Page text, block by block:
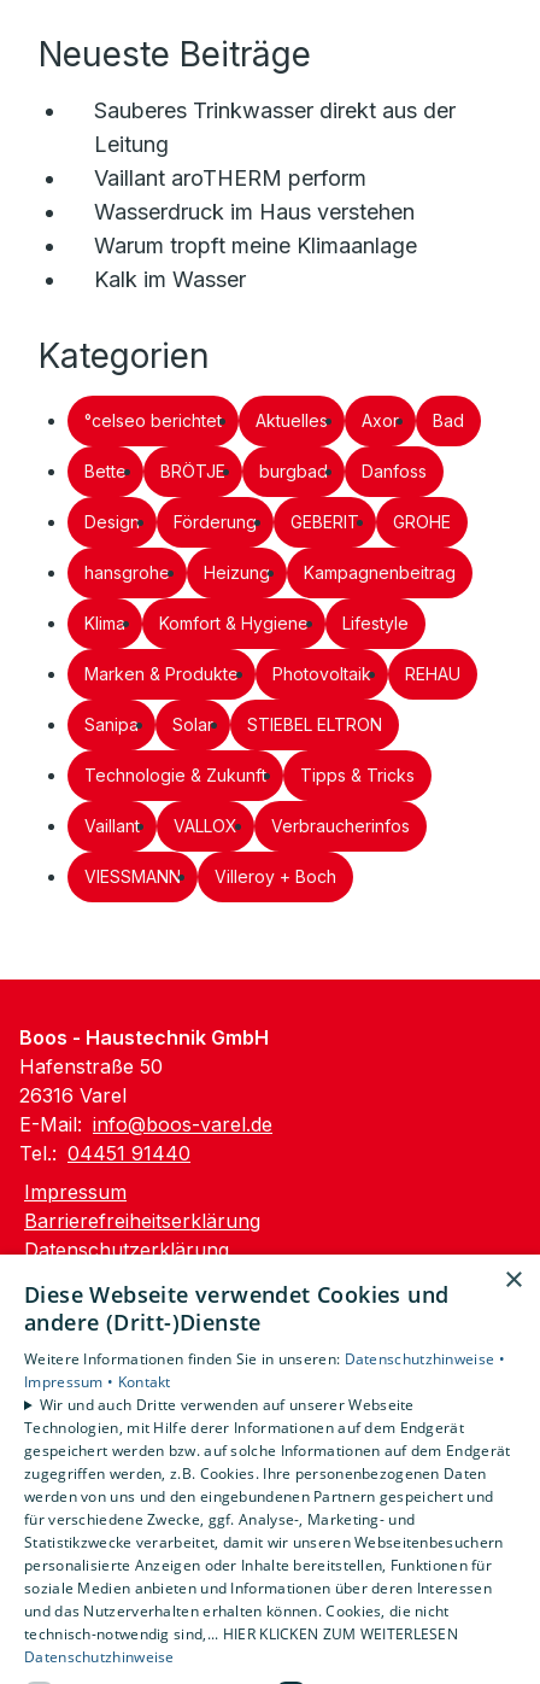
Neueste Beiträge
Sauberes Trinkwasser direkt aus der
Leitung
Vaillant aroTHERM perform
Wasserdruck im Haus verstehen
Warum tropft meine Klimaanlage
Kalk im Wasser
Kategorien
°celseo berichtet Aktuelles Axor Bad
Bette BRÖTJE burgbad Danfoss
Design Förderung GEBERIT GROHE
hansgrohe Heizung Kampagnenbeitrag
Klima Komfort & Hygiene Lifestyle
Marken & Produkte Photovoltaik REHAU
Sanipa Solar STIEBEL ELTRON
Technologie & Zukunft Tipps & Tricks
Vaillant VALLOX Verbraucherinfos
VIESSMANN Villeroy + Boch
Boos - Haustechnik GmbH
Hafenstraße 50
26316 Varel
E-Mail: info@boos-varel.de
Tel.: 04451 91440
Impressum
Barrierefreiheitserklärung
Datenschutzerklärung
Unsere Bereiche
Privatkunden
Gewerbekunden
Karriere
Unternehmen
Kontakt
×
Diese Webseite verwendet Cookies und
andere (Dritt-)Dienste
Weitere Informationen finden Sie in unseren: Datenschutzhinweise •
Impressum • Kontakt
Wir und auch Dritte verwenden auf unserer Webseite
Technologien, mit Hilfe derer Informationen auf dem Endgerät
gespeichert werden bzw. auf solche Informationen auf dem Endgerät
zugegriffen werden, z.B. Cookies. Ihre personenbezogenen Daten
werden von uns und den eingebundenen Partnern gespeichert und
für verschiedene Zwecke, ggf. Analyse-, Marketing- und
Statistikzwecke verarbeitet, damit wir unseren Webseitenbesuchern
personalisierte Anzeigen oder Inhalte bereitstellen, Funktionen für
soziale Medien anbieten und Informationen über deren Interessen
und das Nutzerverhalten erhalten können. Cookies, die nicht
technisch-notwendig sind,... HIER KLICKEN ZUM WEITERLESEN
Datenschutzhinweise